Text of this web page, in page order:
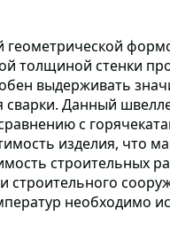
геометрической
толщиной стенки
выдерживать
сварки. Данный
с
изделия, что
строительных
строительного
необходимо